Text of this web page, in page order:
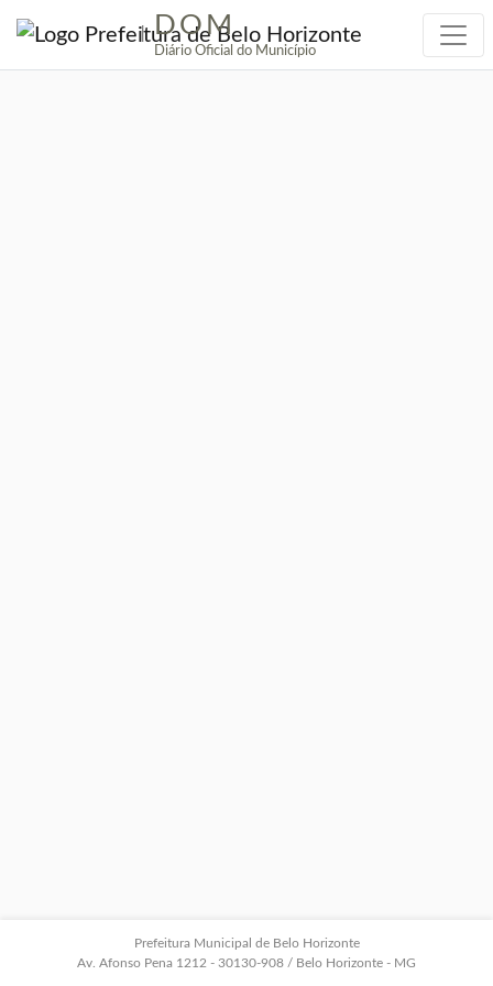
| DOM
Diário Oficial do Município
Prefeitura Municipal de Belo Horizonte
Av. Afonso Pena 1212 - 30130-908 / Belo Horizonte - MG